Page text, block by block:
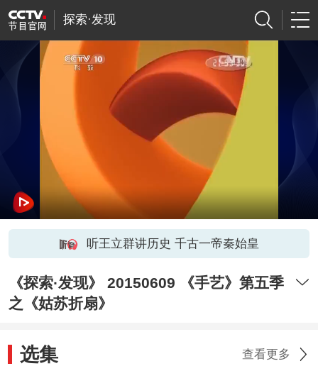
探索·发现
听王立群讲历史 千古一帝秦始皇
《探索·发现》 20150609 《手艺》第五季
之《姑苏折扇》
选集 查看更多